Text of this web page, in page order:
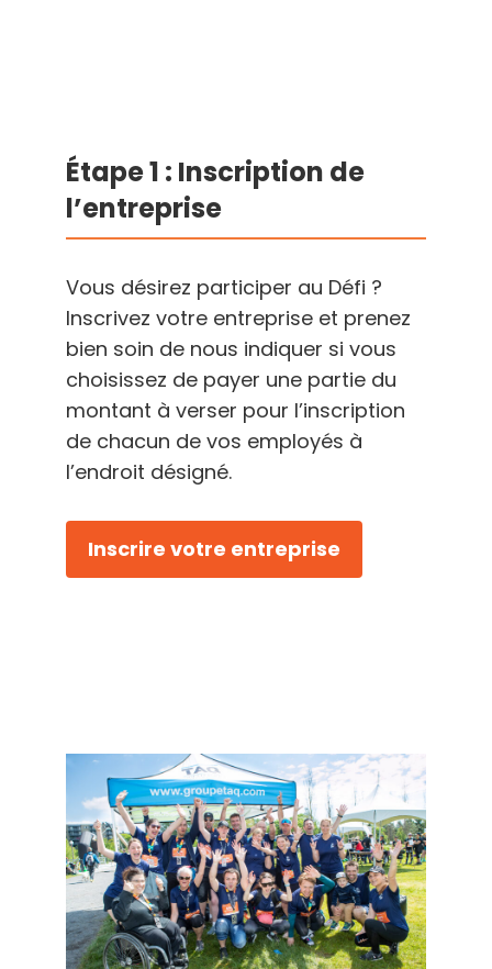
Étape 1 : Inscription de
l’entreprise
Vous désirez participer au Défi ?
Inscrivez votre entreprise et prenez
bien soin de nous indiquer si vous
choisissez de payer une partie du
montant à verser pour l’inscription
de chacun de vos employés à
l’endroit désigné.
Inscrire votre entreprise